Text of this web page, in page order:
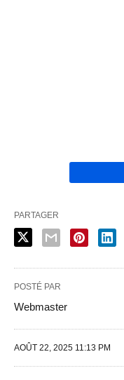
PARTAGER
POSTÉ PAR
Webmaster
AOÛT 22, 2025 11:13 PM